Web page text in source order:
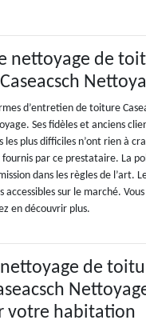
nettoyage de
d’entretien de toiture
Ses fidèles et anciens
plus difficiles n’ont rien à
par ce prestataire. La
dans les règles de l’art.
accessibles sur le marché.
en découvrir plus.
de
votre habitation